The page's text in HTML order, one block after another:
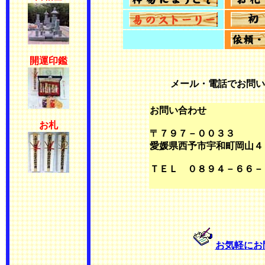
開運印鑑
お札
メール・電話でお問
お問い合わせ
〒７９７－００３３
愛媛県西予市宇和町岡山
ＴＥＬ ０８９４－６６－
お気軽にお